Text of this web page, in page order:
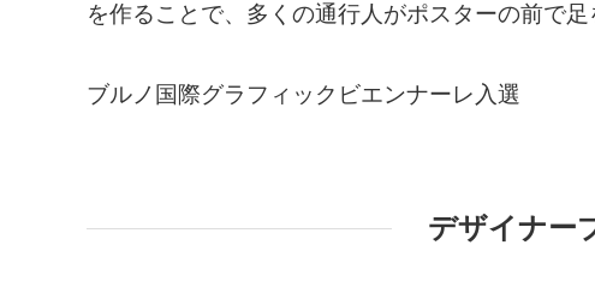
を作ることで、多くの通行人がポスターの前で足
ブルノ国際グラフィックビエンナーレ入選
デザイナー